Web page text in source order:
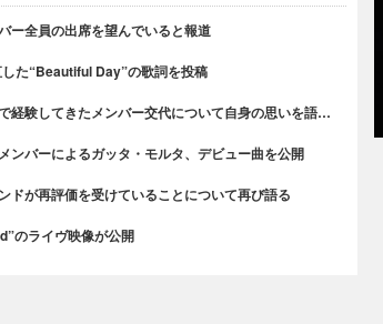
ー全員の出席を望んでいると報道
た“Beautiful Day”の歌詞を投稿
経験してきたメンバー交代について自身の思いを語…
ンバーによるガッタ・モルタ、デビュー曲を公開
ドが再評価を受けていることについて再び語る
のライヴ映像が公開